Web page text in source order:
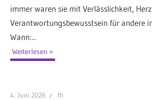
immer waren sie mit Verlässlichkeit,
Verantwortungsbewusstsein für andere
Wann:...
Weiterlesen
4. Juni 2026 fh